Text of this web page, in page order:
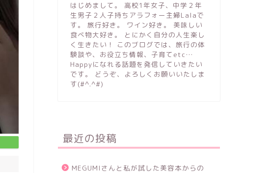
はじめまして。 高校1年女子、中学２年
生男子２人子持ちアラフォー主婦Lalaで
す。 旅行好き。 ワイン好き。 美味しい
食べ物大好き。 とにかく自分の人生楽し
く生きたい！ このブログでは、旅行の体
験談や、お役立ち情報、子育てetc…
Happyになれる話題を発信していきたい
です。 どうぞ、よろしくお願いいたしま
す(#^.^#)
最近の投稿
MEGUMIさんと私が試した美容本からの